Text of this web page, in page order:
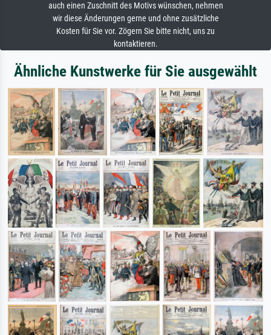
auch einen Zuschnitt des Motivs wünschen, nehmen
wir diese Änderungen gerne und ohne zusätzliche
Kosten für Sie vor. Zögern Sie bitte nicht, uns zu
kontaktieren.
Ähnliche Kunstwerke für Sie ausgewählt